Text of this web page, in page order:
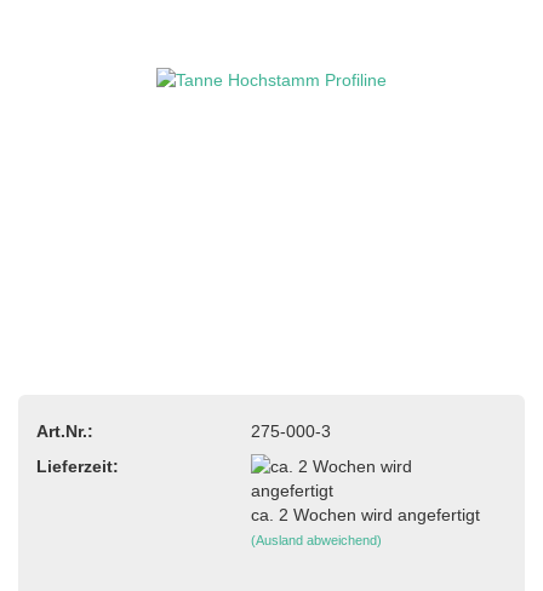
Art.Nr.:
275-000-3
Lieferzeit:
ca. 2 Wochen wird angefertigt
(Ausland abweichend)